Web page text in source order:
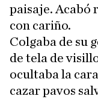
paisaje. Acabó
con cariño.
Colgaba de su
de tela de
ocultaba la
cazar pavos